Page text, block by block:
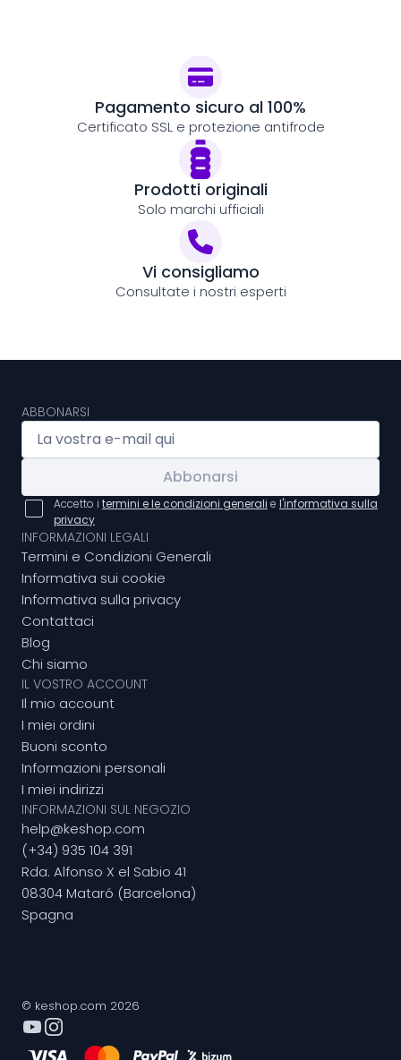
Pagamento sicuro al 100%
Certificato SSL e protezione antifrode
Prodotti originali
Solo marchi ufficiali
Vi consigliamo
Consultate i nostri esperti
ABBONARSI
Abbonarsi
Accetto i termini e le condizioni generali e l'informativa sulla
privacy
INFORMAZIONI LEGALI
Termini e Condizioni Generali
Informativa sui cookie
Informativa sulla privacy
Contattaci
Blog
Chi siamo
IL VOSTRO ACCOUNT
Il mio account
I miei ordini
Buoni sconto
Informazioni personali
I miei indirizzi
INFORMAZIONI SUL NEGOZIO
help@keshop.com
(+34) 935 104 391
Rda. Alfonso X el Sabio 41
08304 Mataró (Barcelona)
Spagna
© keshop.com 2026